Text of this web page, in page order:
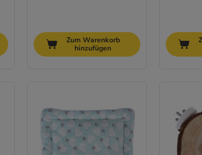
Zum Warenkorb
hinzufügen